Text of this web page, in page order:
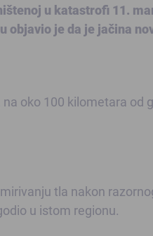
u katastrofi 11.
objavio je da je jačina
oko 100 kilometara od
tla nakon
u istom regionu.